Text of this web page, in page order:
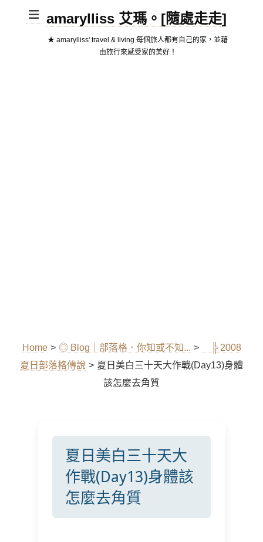
amarylliss 艾瑪。[隨處走走]
★ amarylliss' travel & living 每個旅人都有自己的家，並藉
由旅行來感受家的美好！
Home > ◎ Blog｜部落格．你知或不知... >
╠ 2008
夏日部落格傳說 > 夏日美白三十天大作戰(Day13)身體
該怎麼去角質
夏日美白三十天大
作戰(Day13)身體該
怎麼去角質